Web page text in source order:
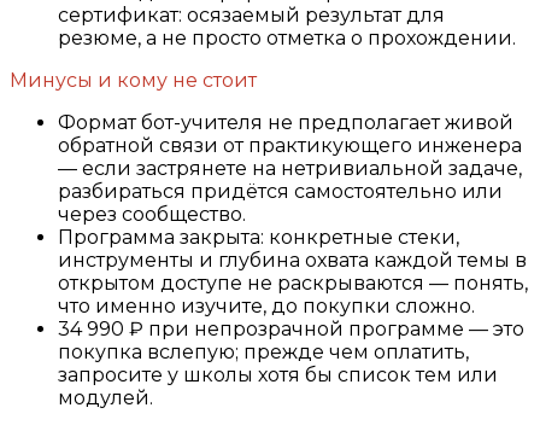
сертификат: осязаемый результат для
резюме, а не просто отметка о прохождении.
Минусы и кому не стоит
Формат бот-учителя не предполагает живой
обратной связи от практикующего инженера
— если застрянете на нетривиальной задаче,
разбираться придётся самостоятельно или
через сообщество.
Программа закрыта: конкретные стеки,
инструменты и глубина охвата каждой темы в
открытом доступе не раскрываются — понять,
что именно изучите, до покупки сложно.
34 990 ₽ при непрозрачной программе — это
покупка вслепую; прежде чем оплатить,
запросите у школы хотя бы список тем или
модулей.